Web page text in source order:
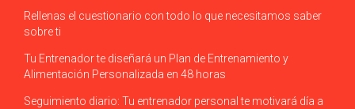
Rellenas el cuestionario con todo lo que necesitamos saber
sobre ti
Tu Entrenador te diseñará un Plan de Entrenamiento y
Alimentación Personalizada en 48 horas
Seguimiento diario: Tu entrenador personal te motivará día a